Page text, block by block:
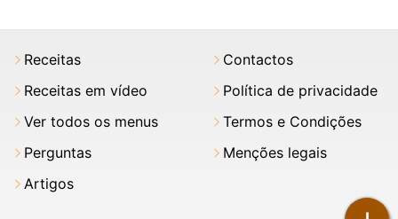
Receitas
Receitas em vídeo
Ver todos os menus
Perguntas
Artigos
Contactos
Política de privacidade
Termos e Condições
Menções legais